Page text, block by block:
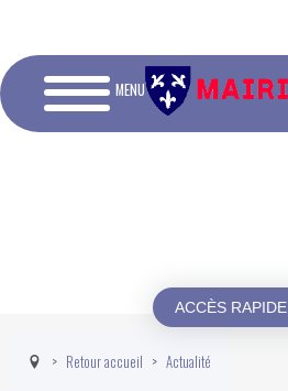
MENU
ACCÈS RAPIDE
Retour accueil Actualité